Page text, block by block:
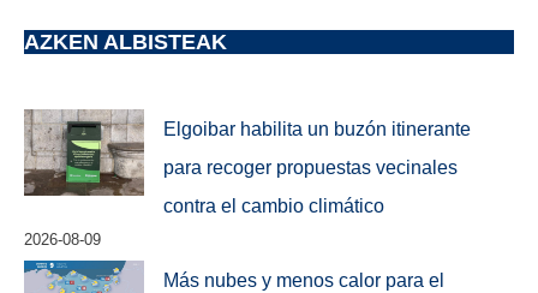
AZKEN ALBISTEAK
Elgoibar habilita un buzón itinerante
para recoger propuestas vecinales
contra el cambio climático
2026-08-09
Más nubes y menos calor para el